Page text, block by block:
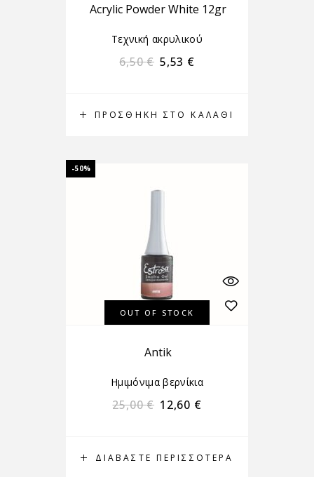
ΠΡΟΣΘΉΚΗ ΣΤΟ ΚΑΛΆΘΙ
Acrylic Powder White 12gr
Τεχνική ακρυλικού
6,50€ 5,53 €
-50%
OUT OF STOCK
ΔΙΑΒΆΣΤΕ ΠΕΡΙΣΣΌΤΕΡΑ
Antik
Ημιμόνιμα βερνίκια
25,00€ 12,60 €